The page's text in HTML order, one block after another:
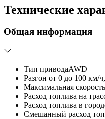
Технические
Общая информация
Тип приводаAWD
Разгон от 0 до 100 км/
Максимальная
Расход топлива на
Расход топлива в
Смешанный расход